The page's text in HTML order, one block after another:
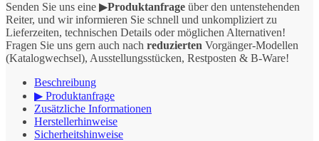
Senden Sie uns eine ▶Produktanfrage über den untenstehenden
Reiter, und wir informieren Sie schnell und unkompliziert zu
Lieferzeiten, technischen Details oder möglichen Alternativen!
Fragen Sie uns gern auch nach reduzierten Vorgänger-Modellen
(Katalogwechsel), Ausstellungsstücken, Restposten & B-Ware!
Beschreibung
▶ Produktanfrage
Zusätzliche Informationen
Herstellerhinweise
Sicherheitshinweise